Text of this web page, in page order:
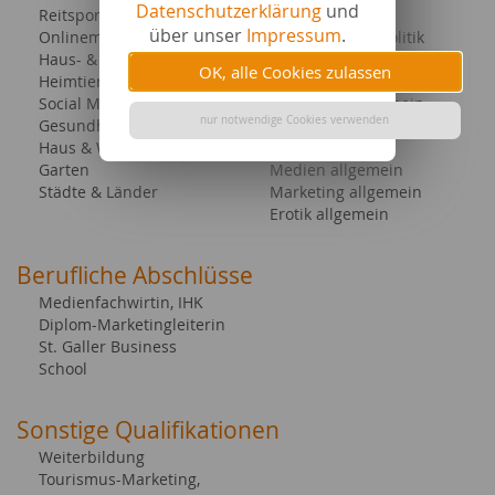
Datenschutzerklärungund
über unser Impressum.
OK, alle Cookies zulassen
nur notwendige Cookies verwenden
Reitsport
Onlinemarketing & PP
Haus- & Nutztiere
Heimtierbedarf
Social Media
Gesundheit & Kosmetik
Haus & Wohnung
Garten
Städte & Länder
Motorräder
Gesellschaft & Politik
Medizin
Medizin
Tourismus allgemein
Immobilien allgemein
Medien allgemein
Marketing allgemein
Erotik allgemein
Berufliche Abschlüsse
Medienfachwirtin, IHK
Diplom-Marketingleiterin
St. Galler Business
School
Sonstige Qualifikationen
Weiterbildung
Tourismus-Marketing,